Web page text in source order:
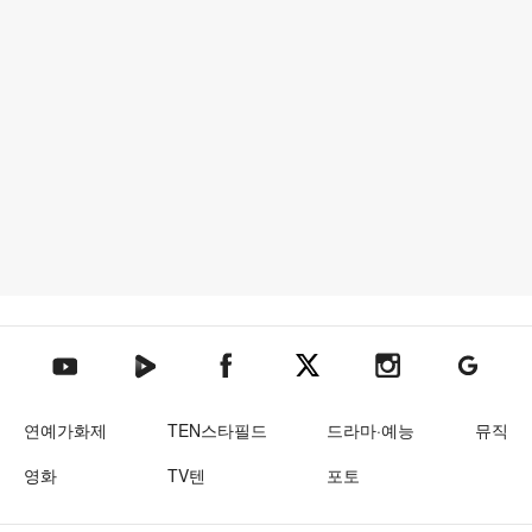
텐아시아 유튜브텐아시아 네이버TV텐아시아 페이스북텐아시아 엑스텐아시아 인스타그램
텐아시아
연예가화제 TEN스타필드 드라마·예능
뮤직
영화
TV텐 포토